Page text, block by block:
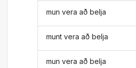
mun vera að belja
munt vera að belja
mun vera að belja